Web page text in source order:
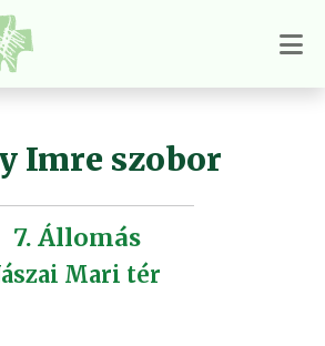
Imre szobor
7. Állomás
Mari tér